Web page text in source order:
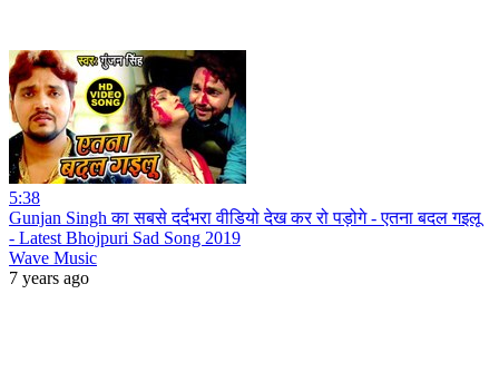
5:38
Gunjan Singh का सबसे दर्दभरा वीडियो देख कर रो पड़ोगे - एतना बदल गइलू
- Latest Bhojpuri Sad Song 2019
Wave Music
7 years ago